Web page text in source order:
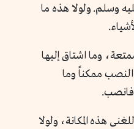
وسلم. ولولا هذه ما
وما اشتاق إليها
النصب ممكناً وما
فانصب.
هذه المكانة، ولولا